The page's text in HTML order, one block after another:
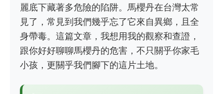
麗底下藏著多危險的陷阱。馬櫻丹在台灣太常
見了，常見到我們幾乎忘了它來自異鄉，且全
身帶毒。這篇文章，我想用我的觀察和查證，
跟你好好聊聊馬櫻丹的危害，不只關乎你家毛
小孩，更關乎我們腳下的這片土地。